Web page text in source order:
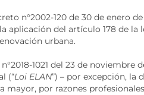
n°2002-120 de 30 de enero
aplicación del artículo 178 de la
urbana.
n°2018-1021 del 23 de
(“Loi ELAN”) – por excepción, la
mayor, por razones